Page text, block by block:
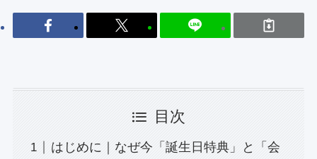
目次
はじめに｜なぜ今「誕生日特典」と「会